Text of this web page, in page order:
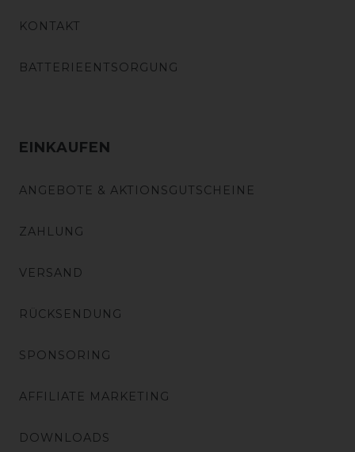
KONTAKT
BATTERIEENTSORGUNG
EINKAUFEN
ANGEBOTE & AKTIONSGUTSCHEINE
ZAHLUNG
VERSAND
RÜCKSENDUNG
SPONSORING
AFFILIATE MARKETING
DOWNLOADS